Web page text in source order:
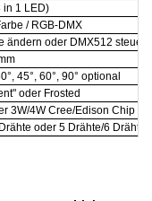
in 1 LED)
/ RGB-DMX
ändern oder DMX512
45°, 60°, 90° optional
oder Frosted
3W/4W Cree/Edison Chip
oder 5 Drähte/6 Drähte,